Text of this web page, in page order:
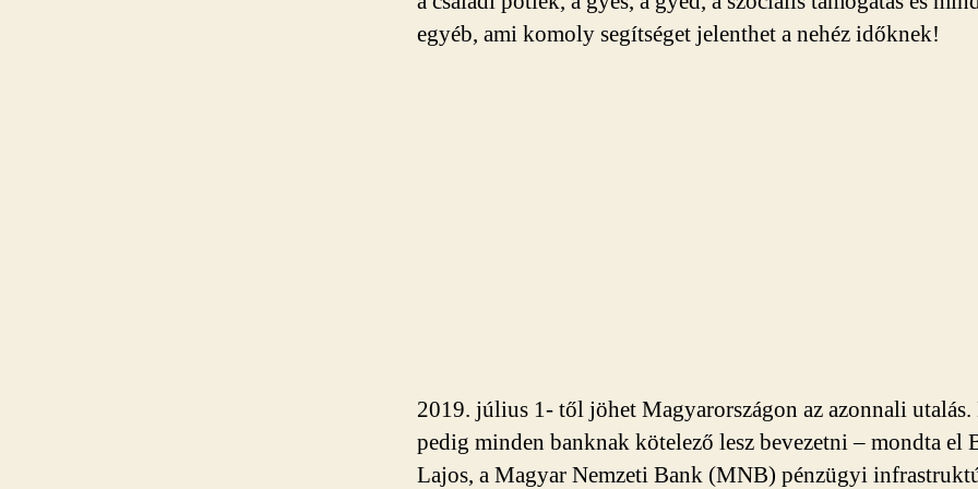
egyéb, ami komoly segítséget jelenthet a nehéz időknek!
2019. július 1- től jöhet Magyarországon az azonnali utalás.
pedig minden banknak kötelező lesz bevezetni – mondta el
Lajos, a Magyar Nemzeti Bank (MNB) pénzügyi